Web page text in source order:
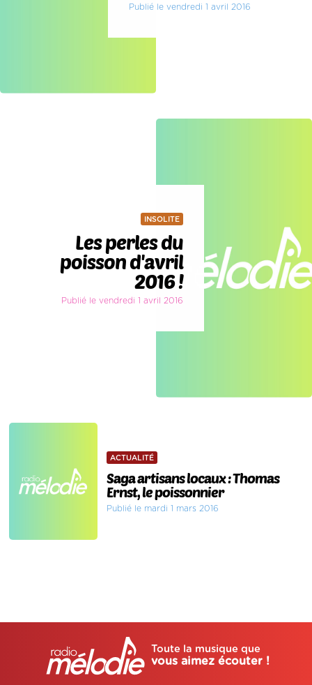
Publié le vendredi 1 avril 2016
INSOLITE
Les perles du
poisson d'avril
2016 !
Publié le vendredi 1 avril 2016
ACTUALITÉ
Saga artisans locaux : Thomas
Ernst, le poissonnier
Publié le mardi 1 mars 2016
Toute la musique que
vous aimez écouter !